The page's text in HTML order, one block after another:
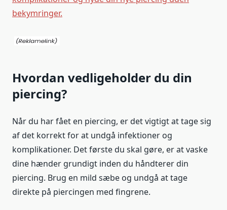
bekymringer.
Hvordan vedligeholder du din
piercing?
Når du har fået en piercing, er det vigtigt at tage sig
af det korrekt for at undgå infektioner og
komplikationer. Det første du skal gøre, er at vaske
dine hænder grundigt inden du håndterer din
piercing. Brug en mild sæbe og undgå at tage
direkte på piercingen med fingrene.